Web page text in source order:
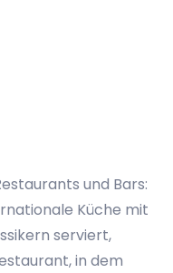
Mid-Century-
hellen Farben und
kostenfreies
Villen verfügen
und direkten
und Bars:
Küche mit
serviert,
in dem